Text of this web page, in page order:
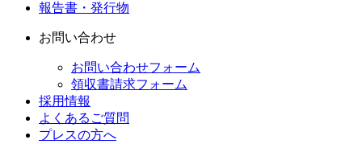
報告書・発行物
お問い合わせ
お問い合わせフォーム
領収書請求フォーム
採用情報
よくあるご質問
プレスの方へ